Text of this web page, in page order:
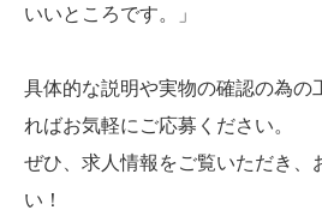
いいところです。」
具体的な説明や実物の確認の為の
ればお気軽にご応募ください。
ぜひ、求人情報をご覧いただき、
い！